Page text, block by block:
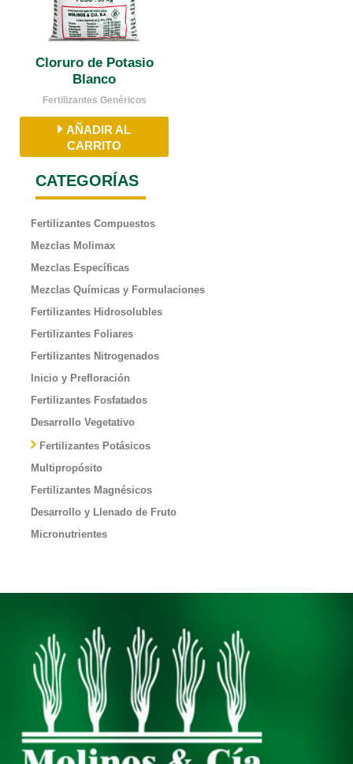
CATEGORÍAS
Fertilizantes Compuestos
Mezclas Molimax
Mezclas Específicas
Mezclas Químicas y Formulaciones
Fertilizantes Hidrosolubles
Fertilizantes Foliares
Fertilizantes Nitrogenados
Inicio y Prefloración
Fertilizantes Fosfatados
Desarrollo Vegetativo
Fertilizantes Potásicos
Multipropósito
Fertilizantes Magnésicos
Desarrollo y Llenado de Fruto
Micronutrientes
Cloruro de Potasio
Blanco
Fertilizantes Genéricos
AÑADIR AL
CARRITO